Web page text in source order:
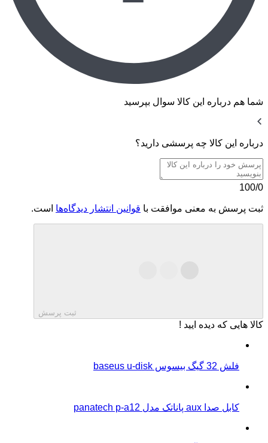
شما هم درباره این کالا سوال بپرسید
درباره این کالا چه پرسشی دارید؟
100/0
ثبت پرسش به معنی موافقت با قوانین انتشار دیدگاه‌ها است.
ثبت پرسش
کالا هایی که دیده ایید !
فلش 32 گیگ بیسوس baseus u-disk
کابل صدا aux پاناتک مدل panatech p-a12